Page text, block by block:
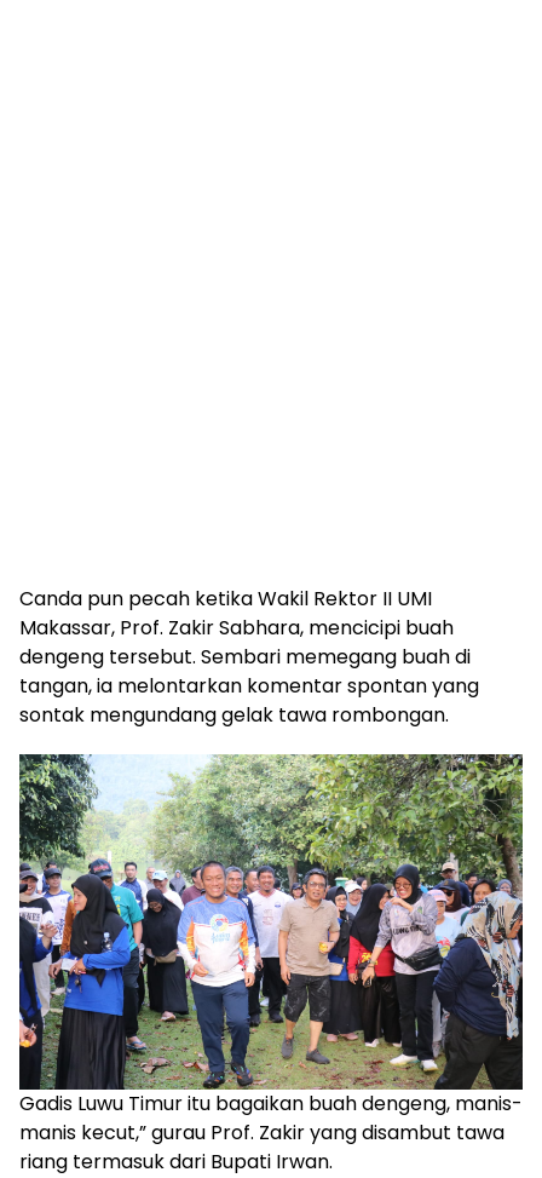
Canda pun pecah ketika Wakil Rektor II UMI
Makassar, Prof. Zakir Sabhara, mencicipi buah
dengeng tersebut. Sembari memegang buah di
tangan, ia melontarkan komentar spontan yang
sontak mengundang gelak tawa rombongan.
Gadis Luwu Timur itu bagaikan buah dengeng, manis-
manis kecut,” gurau Prof. Zakir yang disambut tawa
riang termasuk dari Bupati Irwan.